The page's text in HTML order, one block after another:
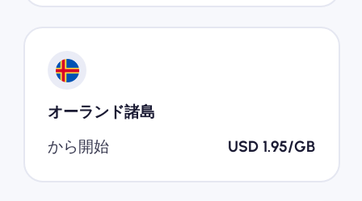
オーランド諸島
から開始
USD 1.95/GB